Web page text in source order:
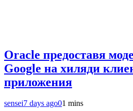
Oracle предоставя
Google на хиляди
приложения
sensei7 days ago01 mins